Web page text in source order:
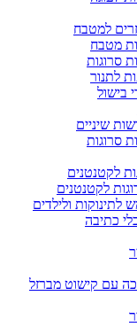
למטבח
מטבח
סרוגות
לתנור
בישול
שיניים
סרוגות
לקטנטנים
לקטנטנים
ולילדים
כתיבה
עם קישוט מברזל